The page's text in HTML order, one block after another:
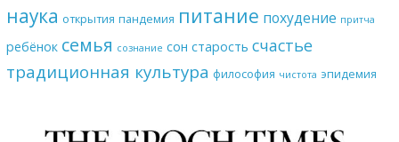
наука открытия пандемия питание похудение притча
ребёнок семья сознание сон старость счастье
традиционная культура философия чистота эпидемия